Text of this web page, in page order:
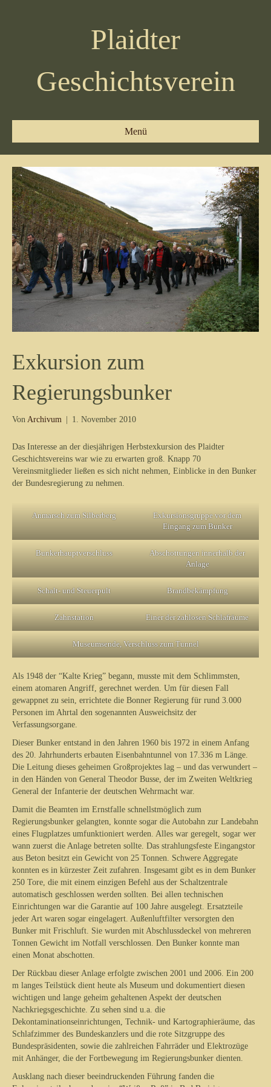
Plaidter
Geschichtsverein
Menü
Exkursion zum
Regierungsbunker
Von Archivum 1. November 2010
Das Interesse an der diesjährigen Herbstexkursion des Plaidter
Geschichtsvereins war wie zu erwarten groß. Knapp 70
Vereinsmitglieder ließen es sich nicht nehmen, Einblicke in den Bunker
der Bundesregierung zu nehmen.
Anmarsch zum Silberberg
Exkursionsgruppe vor dem
Eingang zum Bunker
Bunkerhauptverschluss
Abschottungen innerhalb der
Anlage
Schalt- und Steuerpult Brandbekämpfung
Zahnstation Einer der zahlosen Schlafräume
Museumsende, Verschluss zum Tunnel
Als 1948 der “Kalte Krieg” begann, musste mit dem Schlimmsten,
einem atomaren Angriff, gerechnet werden. Um für diesen Fall
gewappnet zu sein, errichtete die Bonner Regierung für rund 3.000
Personen im Ahrtal den sogenannten Ausweichsitz der
Verfassungsorgane.
Dieser Bunker entstand in den Jahren 1960 bis 1972 in einem Anfang
des 20. Jahrhunderts erbauten Eisenbahntunnel von 17.336 m Länge.
Die Leitung dieses geheimen Großprojektes lag – und das verwundert –
in den Händen von General Theodor Busse, der im Zweiten Weltkrieg
General der Infanterie der deutschen Wehrmacht war.
Damit die Beamten im Ernstfalle schnellstmöglich zum
Regierungsbunker gelangten, konnte sogar die Autobahn zur Landebahn
eines Flugplatzes umfunktioniert werden. Alles war geregelt, sogar wer
wann zuerst die Anlage betreten sollte. Das strahlungsfeste Eingangstor
aus Beton besitzt ein Gewicht von 25 Tonnen. Schwere Aggregate
konnten es in kürzester Zeit zufahren. Insgesamt gibt es in dem Bunker
250 Tore, die mit einem einzigen Befehl aus der Schaltzentrale
automatisch geschlossen werden sollten. Bei allen technischen
Einrichtungen war die Garantie auf 100 Jahre ausgelegt. Ersatzteile
jeder Art waren sogar eingelagert. Außenluftfilter versorgten den
Bunker mit Frischluft. Sie wurden mit Abschlussdeckel von mehreren
Tonnen Gewicht im Notfall verschlossen. Den Bunker konnte man
einen Monat abschotten.
Der Rückbau dieser Anlage erfolgte zwischen 2001 und 2006. Ein 200
m langes Teilstück dient heute als Museum und dokumentiert diesen
wichtigen und lange geheim gehaltenen Aspekt der deutschen
Nachkriegsgeschichte. Zu sehen sind u.a. die
Dekontaminationseinrichtungen, Technik- und Kartographieräume, das
Schlafzimmer des Bundeskanzlers und die rote Sitzgruppe des
Bundespräsidenten, sowie die zahlreichen Fahrräder und Elektrozüge
mit Anhänger, die der Fortbewegung im Regierungsbunker dienten.
Ausklang nach dieser beeindruckenden Führung fanden die